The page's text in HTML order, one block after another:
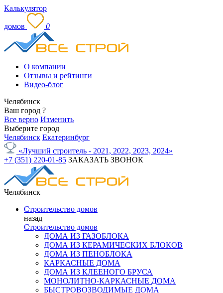
Калькулятор
домов 0
О компании
Отзывы и рейтинги
Видео-блог
Челябинск
Ваш город ?
Все верно Изменить
Выберите город
Челябинск Екатеринбург
«Лучший строитель - 2021, 2022, 2023, 2024»
+7 (351) 220-01-85 ЗАКАЗАТЬ ЗВОНОК
Челябинск
Строительство домов
назад
Строительство домов
ДОМА ИЗ ГАЗОБЛОКА
ДОМА ИЗ КЕРАМИЧЕСКИХ БЛОКОВ
ДОМА ИЗ ПЕНОБЛОКА
КАРКАСНЫЕ ДОМА
ДОМА ИЗ КЛЕЕНОГО БРУСА
МОНОЛИТНО-КАРКАСНЫЕ ДОМА
БЫСТРОВОЗВОДИМЫЕ ДОМА